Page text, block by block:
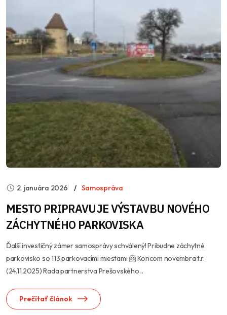
2. januára 2026 Samospráva
MESTO PRIPRAVUJE VÝSTAVBU NOVÉHO
ZÁCHYTNÉHO PARKOVISKA
Ďalší investičný zámer samosprávy schválený! Pribudne záchytné
parkovisko so 113 parkovacími miestami 🤗 Koncom novembra t.r.
(24.11.2025) Rada partnerstva Prešovského...
Prečítať článok